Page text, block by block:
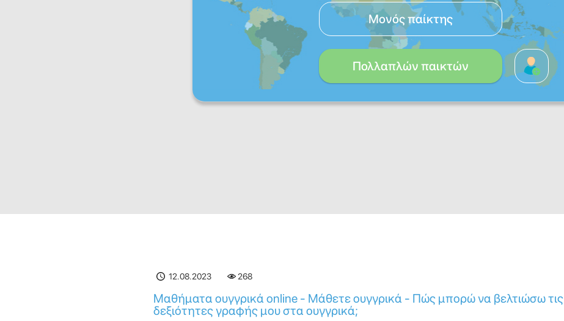
Μονός παίκτης
Πολλαπλών παικτών
12.08.2023 268
Μαθήματα ουγγρικά online - Μάθετε ουγγρικά - Πώς μπορώ να βελτιώσω τις
δεξιότητες γραφής μου στα ουγγρικά;